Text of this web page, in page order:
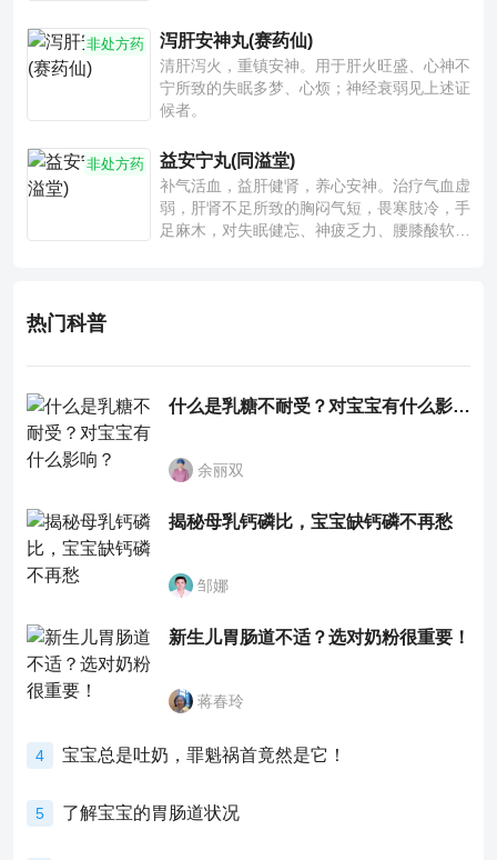
非处方药 泻肝安神丸(赛药仙)
清肝泻火，重镇安神。用于肝火旺盛、心神不
宁所致的失眠多梦、心烦；神经衰弱见上述证
候者。
非处方药 益安宁丸(同溢堂)
补气活血，益肝健肾，养心安神。治疗气血虚
弱，肝肾不足所致的胸闷气短，畏寒肢冷，手
足麻木，对失眠健忘、神疲乏力、腰膝酸软也
热门科普
什么是乳糖不耐受？对宝宝有什么影响？
余丽双
揭秘母乳钙磷比，宝宝缺钙磷不再愁
邹娜
新生儿胃肠道不适？选对奶粉很重要！
蒋春玲
4 宝宝总是吐奶，罪魁祸首竟然是它！
5 了解宝宝的胃肠道状况